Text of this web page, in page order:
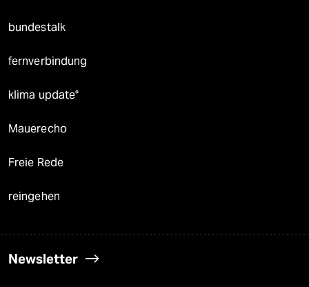
bundestalk
fernverbindung
klima update°
Mauerecho
Freie Rede
reingehen
Newsletter